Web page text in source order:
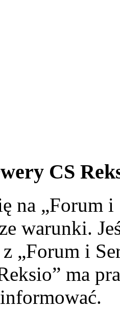
CS
na „Forum
warunki.
„Forum i
ma